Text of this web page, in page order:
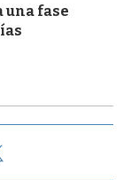
una fase